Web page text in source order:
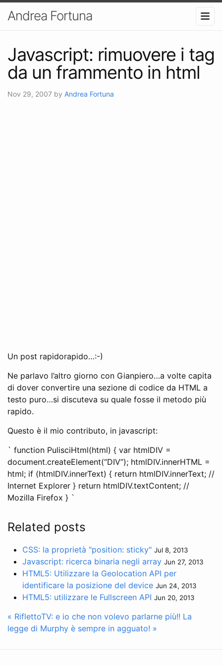
Andrea Fortuna
Javascript: rimuovere i tag
da un frammento in html
Nov 29, 2007 by Andrea Fortuna
Un post rapidorapido…:-)
Ne parlavo l’altro giorno con Gianpiero…a volte capita
di dover convertire una sezione di codice da HTML a
testo puro…si discuteva su quale fosse il metodo più
rapido.
Questo è il mio contributo, in javascript:
` function PulisciHtml(html) { var htmlDIV =
document.createElement(“DIV”); htmlDIV.innerHTML =
html; if (htmlDIV.innerText) { return htmlDIV.innerText; //
Internet Explorer } return htmlDIV.textContent; //
Mozilla Firefox } `
Related posts
CSS: la proprietà "position: sticky" Jul 8, 2013
Javascript: ricerca binaria negli array Jun 27, 2013
HTML5: Utilizzare la Geolocation API per
identificare la posizione del device Jun 24, 2013
HTML5: utilizzare le Fullscreen API Jun 20, 2013
« RiflettoTV: e io che non volevo parlarne più!! La
legge di Murphy è sempre in agguato! »